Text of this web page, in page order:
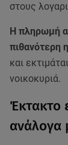
στους
Η πληρωμή
πιθανότερη
και
νοικοκυριά.
Έκτακτο
ανάλογα